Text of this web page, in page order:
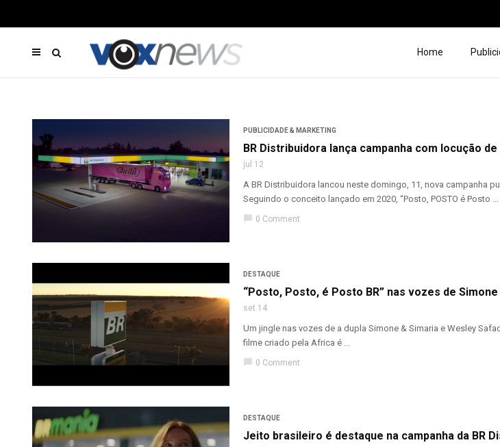
Home
PUBLICIDADE & MARKETING
BR Distribuidora lança campanha com locução de
jul 12
A BR Distribuidora lancou neste domingo, 11, nova campanha
Seguindo o conceito lançado em 2020, “Posto, POSTO é Posto ...
chat_bubble 0 Comment
DESTAQUE
“Posto, Posto, é Posto BR” nas vozes de
set 14
Um jingle nas vozes de a dupla Simone & Simaria e Wesley
filme criado pela Africa é ...
chat_bubble 0 Comment
DESTAQUE
Jeito brasileiro é destaque na campanha da BR